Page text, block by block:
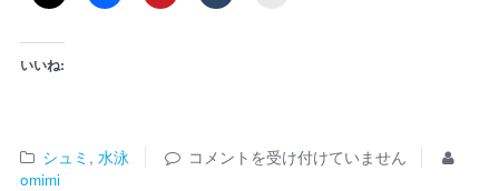
いいね:
シュミ ,水泳
コメントを受け付けていません
omimi